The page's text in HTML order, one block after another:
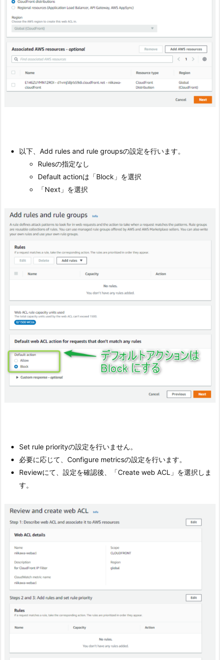
以下、Add rules and rule groupsの設定を行います。
Rulesの指定なし
Default actionは「Block」を選択
「Next」を選択
Set rule priorityの設定を行いません。
必要に応じて、Configure metricsの設定を行います。
Reviewにて、設定を確認後、「Create web ACL」を選択しま
す。